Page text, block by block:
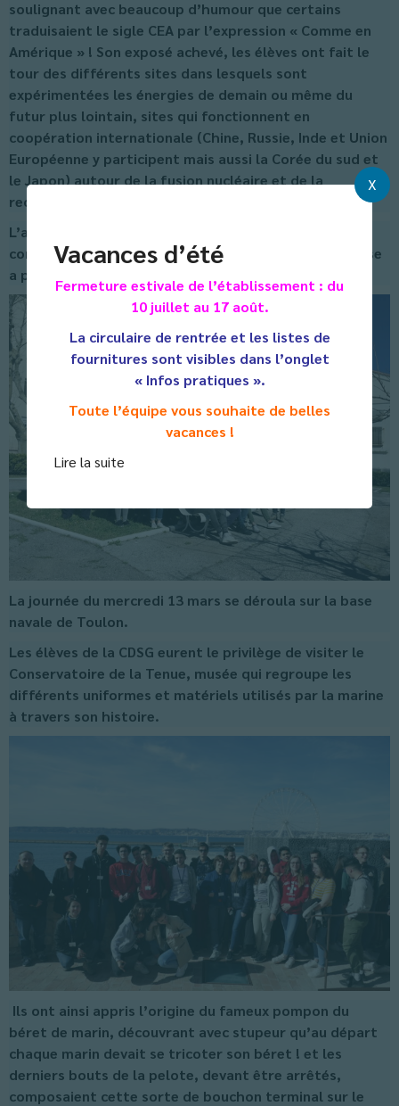
Vacances d’été
Fermeture estivale de l’établissement : du
10 juillet au 17 août.
La circulaire de rentrée et les listes de
fournitures sont visibles dans l’onglet
« Infos pratiques ».
Toute l’équipe vous souhaite de belles
vacances !
Lire la suite
X
soulignant avec beaucoup d’humour que certains
traduisaient le sigle CEA par l’expression « Comme en
Amérique » ! Son exposé achevé, les élèves ont fait le
tour des différents sites dans lesquels sont
expérimentées les énergies de demain ou même du
futur plus lointain, sites qui fonctionnent en
coopération internationale (Chine, Russie, Inde et Union
Européenne y participent mais aussi la Corée du sud et
le Japon) autour de la fusion nucléaire et de la
recherche fondamentale en la matière.
L’après-midi du mardi fut moins solennel mais pour
continuer autour du thème de la Mer, la classe défense
a pu visiter le Mucem de Marseille.
La journée du mercredi 13 mars se déroula sur la base
navale de Toulon.
Les élèves de la CDSG eurent le privilège de visiter le
Conservatoire de la Tenue, musée qui regroupe les
différents uniformes et matériels utilisés par la marine
à travers son histoire.
Ils ont ainsi appris l’origine du fameux pompon du
béret de marin, découvrant avec stupeur qu’au départ
chaque marin devait se tricoter son béret ! et les
derniers bouts de la pelote, devant être arrêtés,
composaient cette sorte de bouchon terminal sur le